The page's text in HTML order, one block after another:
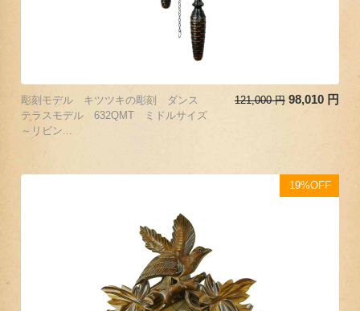
彫刻モデル キツツキの彫刻 ダンス
テラスモデル 632QMT ミドルサイズ
～リビン...
121,000 円 98,010 円
19%OFF